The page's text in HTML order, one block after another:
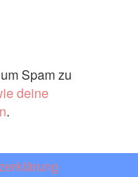
Spam zu
deine
.